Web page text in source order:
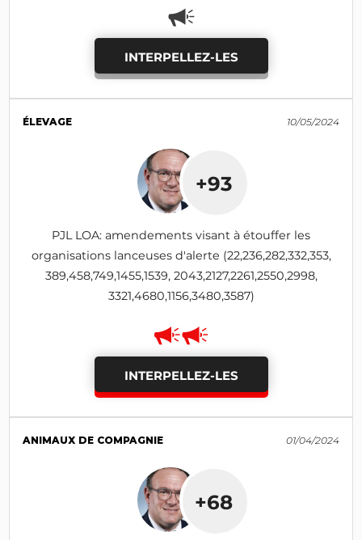
INTERPELLEZ-LES
ÉLEVAGE 10/05/2024
+93
PJL LOA: amendements visant à étouffer les
organisations lanceuses d'alerte (22,236,282,332,353,
389,458,749,1455,1539, 2043,2127,2261,2550,2998,
3321,4680,1156,3480,3587)
INTERPELLEZ-LES
ANIMAUX DE COMPAGNIE 01/04/2024
+68